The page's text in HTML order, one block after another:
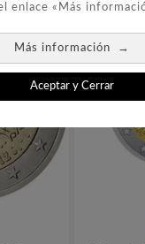
enlace «Más
Más información →
Aceptar y Cerrar